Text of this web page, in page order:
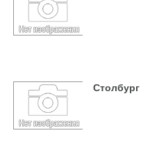
Столбург